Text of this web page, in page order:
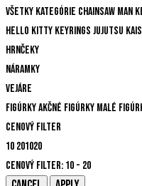
Všetky kategórie Chainsaw Man
Hello Kitty Keyrings Jujutsu
Hrnčeky
Náramky
Vejáre
FigúrkyAkčné figúrky Malé
Cenový filter
10 201020
Cenový filter: 10 - 20